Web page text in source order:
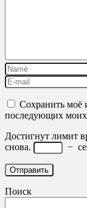
Сохранить моё
последующих
Достигнут лимит
снова.
−
Поиск